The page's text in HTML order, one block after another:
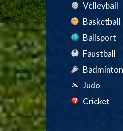
Volleyball
Basketball
Ballsport
Faustball
Badminton
Judo
Cricket